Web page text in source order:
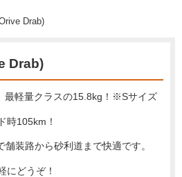
Drab)
Drab)
最軽量クラスの15.8kg！※Sサイズ
時105km！
装路から砂利道まで快適です。
にどうぞ！